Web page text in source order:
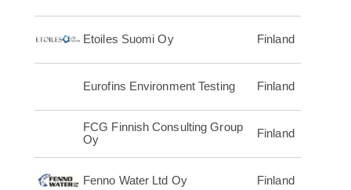
Etoiles Suomi Oy Finland
Eurofins Environment Testing Finland
FCG Finnish Consulting Group
Oy
Finland
Fenno Water Ltd Oy Finland